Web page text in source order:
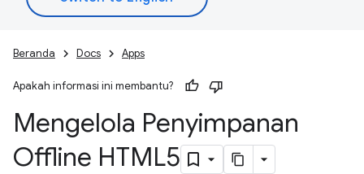
Beranda Docs Apps
Apakah informasi ini membantu?
Mengelola Penyimpanan
Offline HTML5